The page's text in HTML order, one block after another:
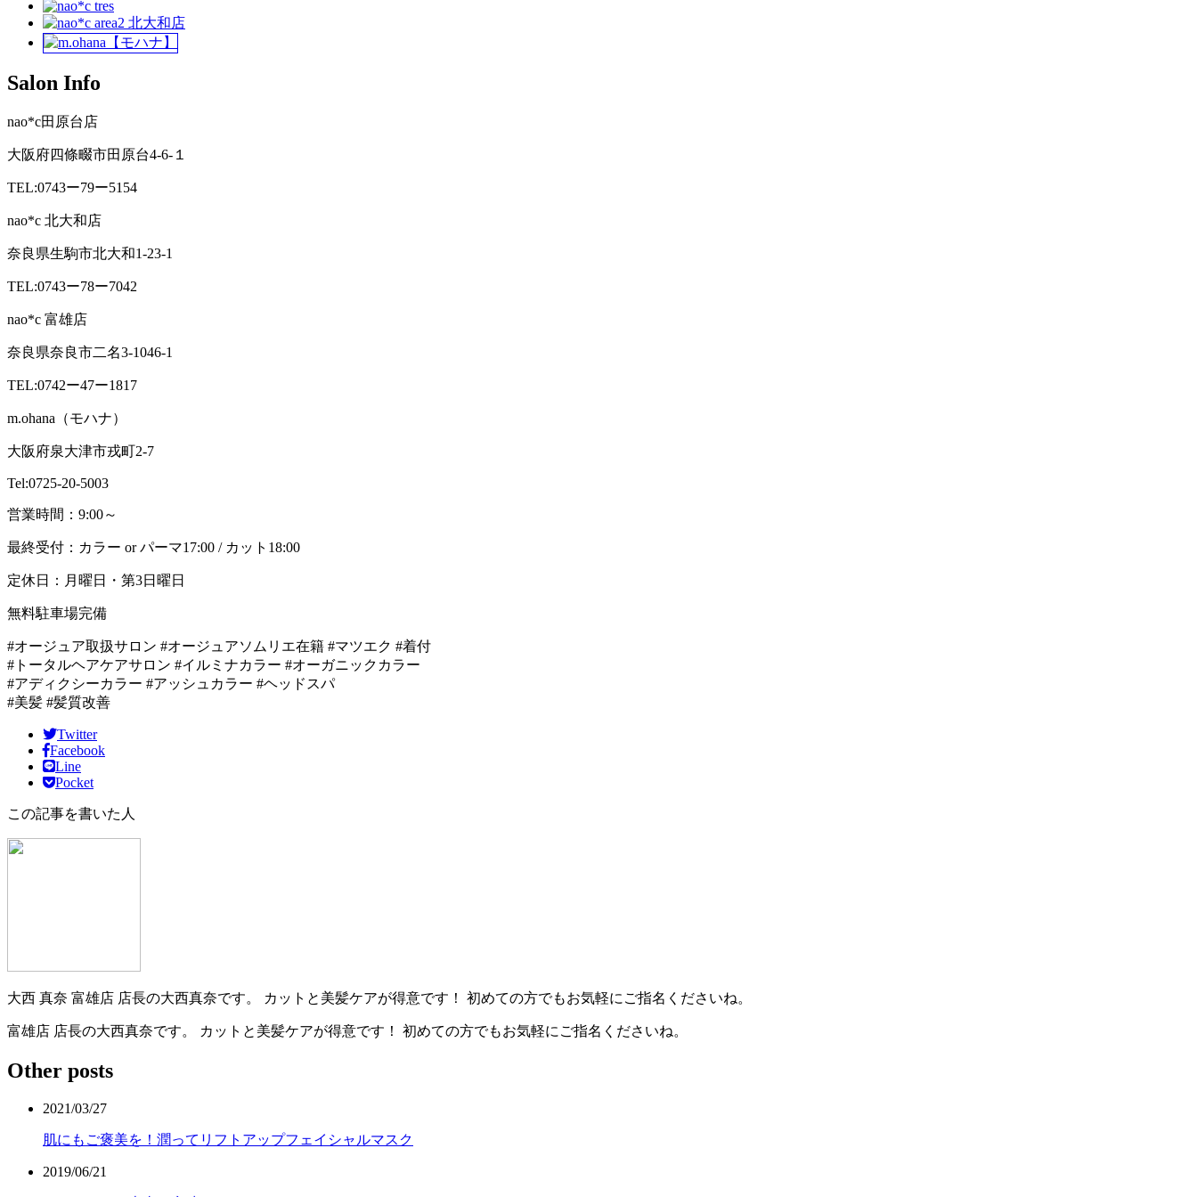
Salon Info
nao*c田原台店
大阪府四條畷市田原台4-6-１
TEL:0743ー79ー5154
nao*c 北大和店
奈良県生駒市北大和1-23-1
TEL:0743ー78ー7042
nao*c 富雄店
奈良県奈良市二名3-1046-1
TEL:0742ー47ー1817
m.ohana（モハナ）
大阪府泉大津市戎町2-7
Tel:0725-20-5003
営業時間：9:00～
最終受付：カラー or パーマ17:00 / カット18:00
定休日：月曜日・第3日曜日
無料駐車場完備
#オージュア取扱サロン #オージュアソムリエ在籍 #マツエク #着付
#トータルヘアケアサロン #イルミナカラー #オーガニックカラー
#アディクシーカラー #アッシュカラー #ヘッドスパ
#美髪 #髪質改善
Twitter
Facebook
Line
Pocket
この記事を書いた人
大西 真奈 富雄店 店長の大西真奈です。 カットと美髪ケアが得意です！ 初めての方でもお気軽にご指名くださいね。
富雄店 店長の大西真奈です。 カットと美髪ケアが得意です！ 初めての方でもお気軽にご指名くださいね。
Other posts
2021/03/27
肌にもご褒美を！潤ってリフトアップフェイシャルマスク
2019/06/21